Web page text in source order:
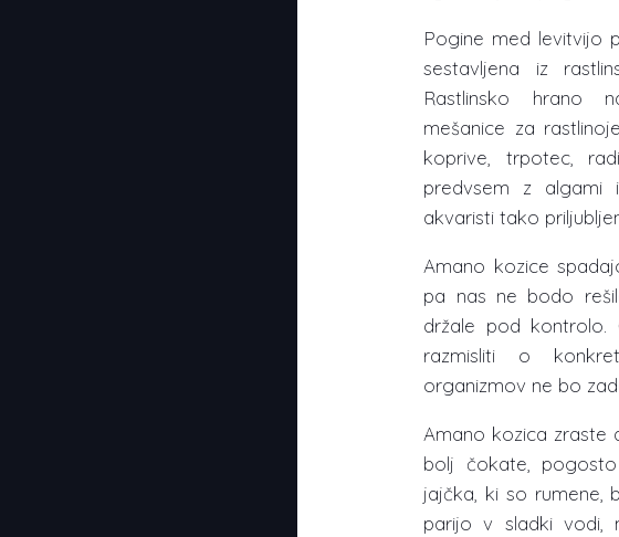
Pogine med levitvijo
sestavljena iz
Rastlinsko hrano
mešanice za
koprive, trpotec,
predvsem z
akvaristi tako
Amano kozice
pa nas ne bodo
držale pod kontrolo.
razmisliti o
organizmov ne bo
Amano kozica zraste
bolj čokate,
jajčka, ki so rumene,
parijo v sladki vodi,